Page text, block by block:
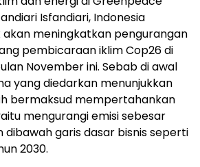
Isfandiari, Indonesia
meningkatkan pengurangan
pembicaraan iklim Cop26 di
November ini. Sebab di awal
yang diedarkan menunjukkan
bermaksud mempertahankan
mengurangi emisi sebesar
dibawah garis dasar bisnis seperti
2030.